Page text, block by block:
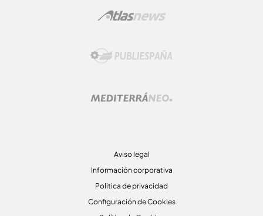
Aviso legal
Información corporativa
Politica de privacidad
Configuración de Cookies